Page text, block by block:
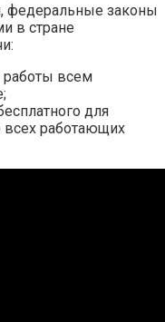
федеральные законы
в стране
работы всем
для
работающих